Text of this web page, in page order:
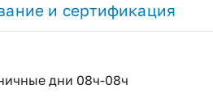
и сертификация
дни 08ч-08ч